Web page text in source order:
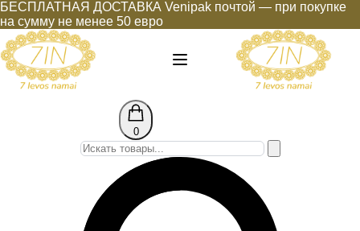
БЕСПЛАТНАЯ ДОСТАВКА Venipak почтой — при покупке
на сумму не менее 50 евро
0